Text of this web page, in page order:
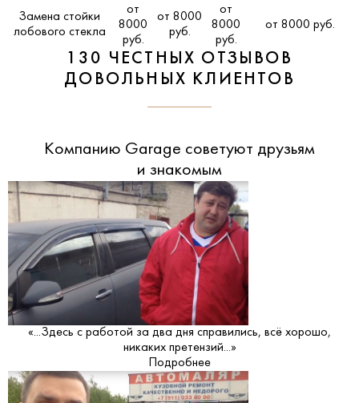
Замена стойки
лобового стекла
от
8000
руб.
от 8000
руб.
от
8000
руб.
от 8000 руб.
130 ЧЕСТНЫХ ОТЗЫВОВ
ДОВОЛЬНЫХ КЛИЕНТОВ
Компанию Garage советуют друзьям
и знакомым
«...Здесь с работой за два дня справились, всё хорошо,
никаких претензий...»
Подробнее